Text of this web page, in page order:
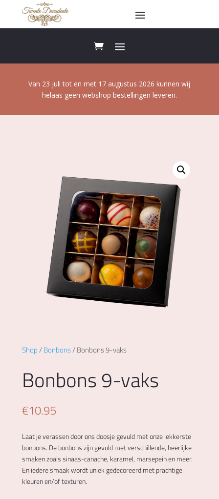
Van 23 juli tot en met 17 augustus 2026 kunnen wij
helaas geen webshop bestellingen leveren.
Shop/Bonbons/ Bonbons 9-vaks
Bonbons 9-vaks
€10.95
Laat je verassen door ons doosje gevuld met onze lekkerste
bonbons. De bonbons zijn gevuld met verschillende, heerlijke
smaken zoals sinaas-canache, karamel, marsepein en meer.
En iedere smaak wordt uniek gedecoreerd met prachtige
kleuren en/of texturen.